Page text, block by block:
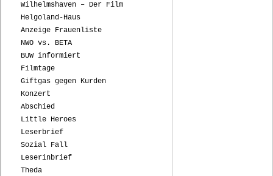
Wilhelmshaven – Der Film
Helgoland-Haus
Anzeige Frauenliste
NWO vs. BETA
BUW informiert
Filmtage
Giftgas gegen Kurden
Konzert
Abschied
Little Heroes
Leserbrief
Sozial Fall
Leserinbrief
Theda